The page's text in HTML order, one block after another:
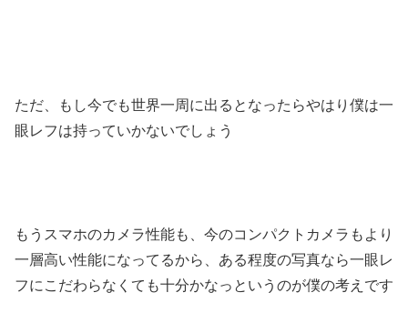
ただ、もし今でも世界一周に出るとなったらやはり僕は一
眼レフは持っていかないでしょう
もうスマホのカメラ性能も、今のコンパクトカメラもより
一層高い性能になってるから、ある程度の写真なら一眼レ
フにこだわらなくても十分かなっというのが僕の考えです